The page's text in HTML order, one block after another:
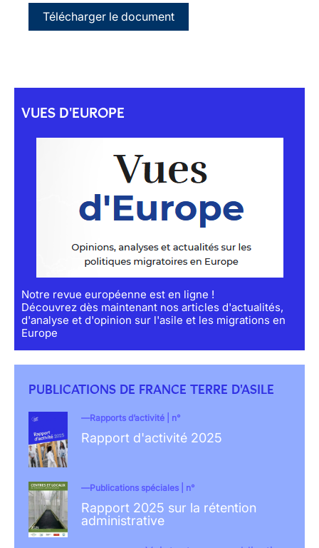
Télécharger le document
VUES D'EUROPE
Notre revue européenne est en ligne !
Découvrez dès maintenant nos articles d'actualités,
d'analyse et d'opinion sur l'asile et les migrations en
Europe
PUBLICATIONS DE FRANCE TERRE D'ASILE
Rapports d’activité | n°
Rapport d'activité 2025
Publications spéciales | n°
Rapport 2025 sur la rétention
administrative